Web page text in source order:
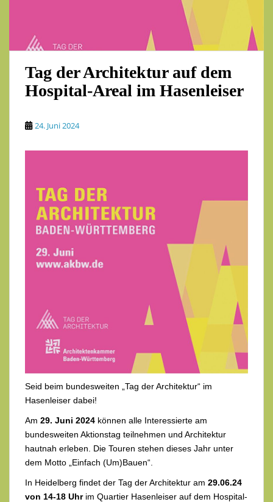
Tag der Architektur auf dem
Hospital-Areal im Hasenleiser
24. Juni 2024
Seid beim bundesweiten „Tag der Architektur“ im
Hasenleiser dabei!
Am 29. Juni 2024 können alle Interessierte am
bundesweiten Aktionstag teilnehmen und Architektur
hautnah erleben. Die Touren stehen dieses Jahr unter
dem Motto „Einfach (Um)Bauen“.
In Heidelberg findet der Tag der Architektur am 29.06.24
von 14-18 Uhrim Quartier Hasenleiser auf dem Hospital-